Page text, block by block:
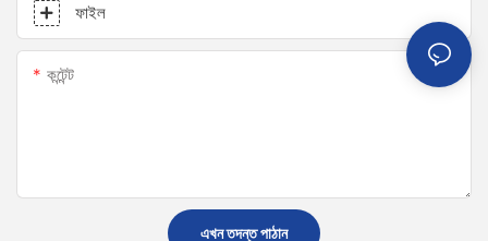
ফাইল
কন্টেন্ট
এখন তদন্ত পাঠান